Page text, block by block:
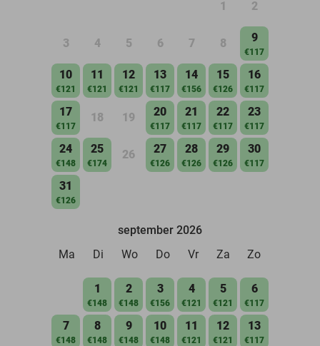
1 2
3 4 5 6 7 8 9
€117
10
€121
11
€121
12
€121
13
€117
14
€156
15
€126
16
€117
17
€117
18 19 20
€117
21
€117
22
€117
23
€117
24
€148
25
€174
26 27
€126
28
€126
29
€126
30
€117
31
€126
september 2026
Ma
Di Wo Do Vr Za Zo
1
€148
2
€148
3
€156
4
€121
5
€121
6
€117
7
€148
8
€148
9
€148
10
€148
11
€121
12
€121
13
€117